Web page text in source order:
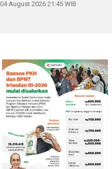
04 August 2026 21:45 WIB